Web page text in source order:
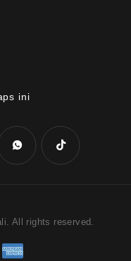
ini
All rights reserved.